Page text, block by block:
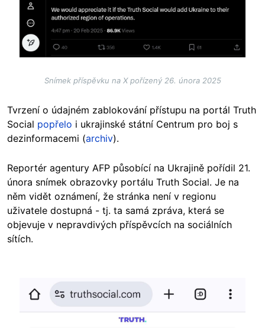
Snímek příspěvku na X pořízený 26. února 2025
Tvrzení o údajném zablokování přístupu na portál Truth
Social popřelo i ukrajinské státní Centrum pro boj s
dezinformacemi (archiv).
Reportér agentury AFP působící na Ukrajině pořídil 21.
února snímek obrazovky portálu Truth Social. Je na
něm vidět oznámení, že stránka není v regionu
uživatele dostupná - tj. ta samá zpráva, která se
objevuje v nepravdivých příspěvcích na sociálních
sítích.